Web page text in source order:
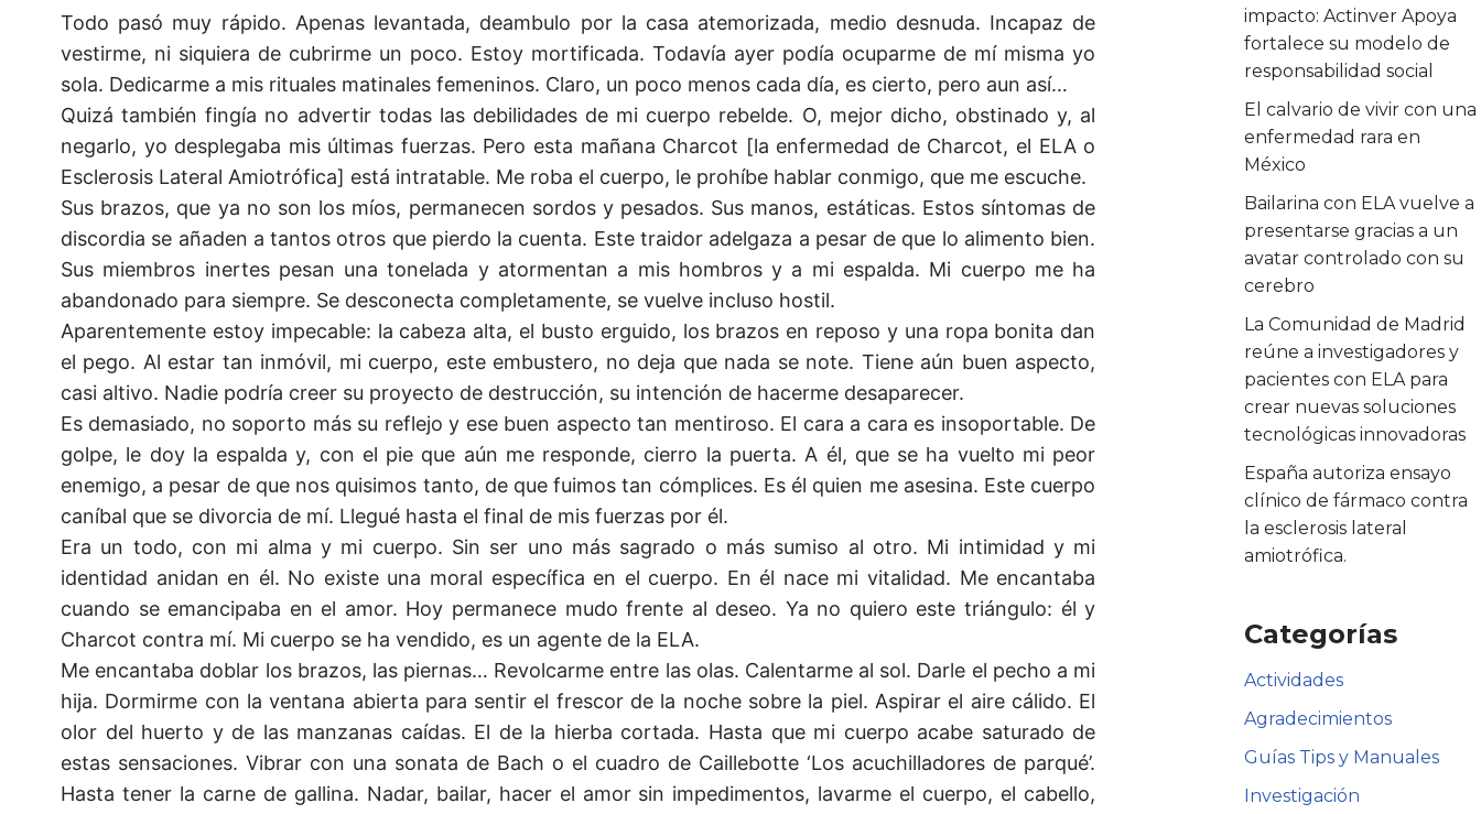
Todo pasó muy rápido. Apenas levantada, deambulo por la casa atemorizada, medio desnuda. Incapaz de
vestirme, ni siquiera de cubrirme un poco. Estoy mortificada. Todavía ayer podía ocuparme de mí misma yo
sola. Dedicarme a mis rituales matinales femeninos. Claro, un poco menos cada día, es cierto, pero aun así…
Quizá también fingía no advertir todas las debilidades de mi cuerpo rebelde. O, mejor dicho, obstinado y, al
negarlo, yo desplegaba mis últimas fuerzas. Pero esta mañana Charcot [la enfermedad de Charcot, el ELA o
Esclerosis Lateral Amiotrófica] está intratable. Me roba el cuerpo, le prohíbe hablar conmigo, que me escuche.
Sus brazos, que ya no son los míos, permanecen sordos y pesados. Sus manos, estáticas. Estos síntomas de
discordia se añaden a tantos otros que pierdo la cuenta. Este traidor adelgaza a pesar de que lo alimento bien.
Sus miembros inertes pesan una tonelada y atormentan a mis hombros y a mi espalda. Mi cuerpo me ha
abandonado para siempre. Se desconecta completamente, se vuelve incluso hostil.
Aparentemente estoy impecable: la cabeza alta, el busto erguido, los brazos en reposo y una ropa bonita dan
el pego. Al estar tan inmóvil, mi cuerpo, este embustero, no deja que nada se note. Tiene aún buen aspecto,
casi altivo. Nadie podría creer su proyecto de destrucción, su intención de hacerme desaparecer.
Es demasiado, no soporto más su reflejo y ese buen aspecto tan mentiroso. El cara a cara es insoportable. De
golpe, le doy la espalda y, con el pie que aún me responde, cierro la puerta. A él, que se ha vuelto mi peor
enemigo, a pesar de que nos quisimos tanto, de que fuimos tan cómplices. Es él quien me asesina. Este cuerpo
caníbal que se divorcia de mí. Llegué hasta el final de mis fuerzas por él.
Era un todo, con mi alma y mi cuerpo. Sin ser uno más sagrado o más sumiso al otro. Mi intimidad y mi
identidad anidan en él. No existe una moral específica en el cuerpo. En él nace mi vitalidad. Me encantaba
cuando se emancipaba en el amor. Hoy permanece mudo frente al deseo. Ya no quiero este triángulo: él y
Charcot contra mí. Mi cuerpo se ha vendido, es un agente de la ELA.
Me encantaba doblar los brazos, las piernas… Revolcarme entre las olas. Calentarme al sol. Darle el pecho a mi
hija. Dormirme con la ventana abierta para sentir el frescor de la noche sobre la piel. Aspirar el aire cálido. El
olor del huerto y de las manzanas caídas. El de la hierba cortada. Hasta que mi cuerpo acabe saturado de
estas sensaciones. Vibrar con una sonata de Bach o el cuadro de Caillebotte ‘Los acuchilladores de parqué’.
Hasta tener la carne de gallina. Nadar, bailar, hacer el amor sin impedimentos, lavarme el cuerpo, el cabello,
impacto: Actinver Apoya
fortalece su modelo de
responsabilidad social
El calvario de vivir con una
enfermedad rara en
México
Bailarina con ELA vuelve a
presentarse gracias a un
avatar controlado con su
cerebro
La Comunidad de Madrid
reúne a investigadores y
pacientes con ELA para
crear nuevas soluciones
tecnológicas innovadoras
España autoriza ensayo
clínico de fármaco contra
la esclerosis lateral
amiotrófica.
Categorías
Actividades
Agradecimientos
Guías Tips y Manuales
Investigación